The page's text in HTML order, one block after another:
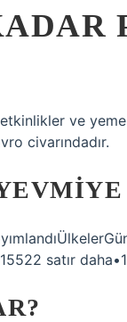
ve
civarındadır.
satır